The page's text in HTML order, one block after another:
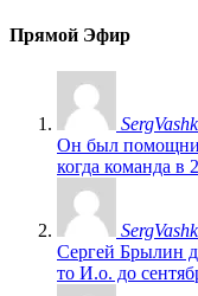
Прямой Эфир
Он был
когда команда в
Сергей Брылин
то И.о. до